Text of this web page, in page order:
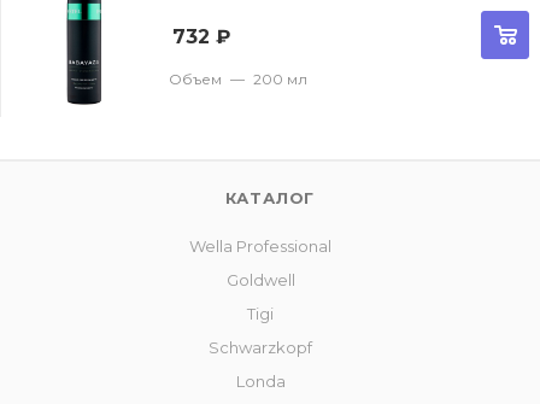
732 ₽
Объем — 200 мл
КАТАЛОГ
Wella Professional
Goldwell
Tigi
Schwarzkopf
Londa